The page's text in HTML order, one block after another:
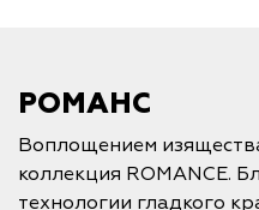
РОМАНС
Воплощением
коллекция ROMANCE.
технологии гладкого